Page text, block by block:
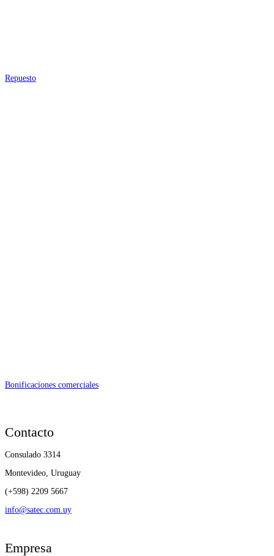
Repuesto
Bonificaciones comerciales
Contacto
Consulado 3314
Montevideo, Uruguay
(+598) 2209 5667
info@satec.com.uy
Empresa